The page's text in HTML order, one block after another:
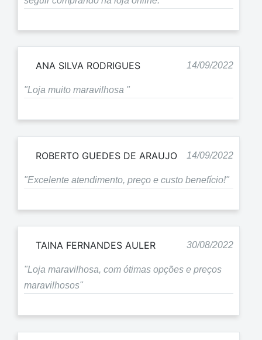
ANA SILVA RODRIGUES 14/09/2022
"Loja muito maravilhosa "
ROBERTO GUEDES DE ARAUJO 14/09/2022
"Excelente atendimento, preço e custo benefício!"
TAINA FERNANDES AULER 30/08/2022
"Loja maravilhosa, com ótimas opções e preços
maravilhosos"